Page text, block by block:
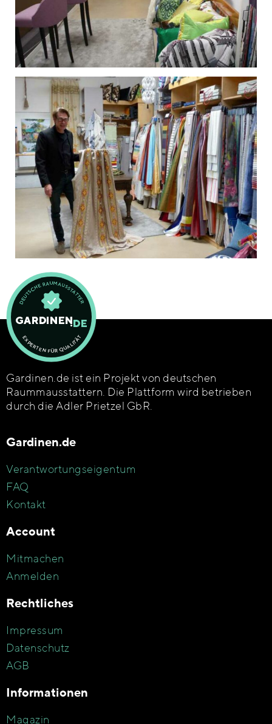
Gardinen.de ist ein Projekt von deutschen
Raummausstattern. Die Plattform wird betrieben
durch die Adler Prietzel GbR.
Gardinen.de
Verantwortungseigentum
FAQ
Kontakt
Account
Mitmachen
Anmelden
Rechtliches
Impressum
Datenschutz
AGB
Informationen
Magazin